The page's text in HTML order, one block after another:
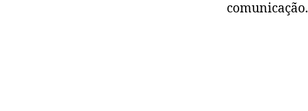
comunicação.